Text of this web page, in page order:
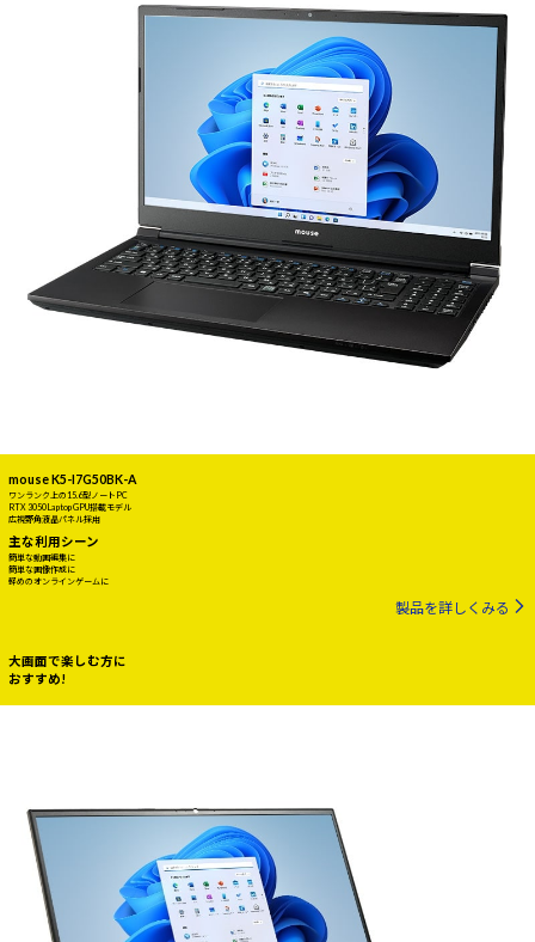
mouse K5-I7G50BK-A
ワンランク上の15.6型ノートPC
RTX 3050 Laptop GPU搭載モデル
広視野角液晶パネル採用
主な利用シーン
簡単な動画編集に
簡単な画像作成に
軽めのオンラインゲームに
製品を詳しくみる
大画面で楽しむ方に
おすすめ!